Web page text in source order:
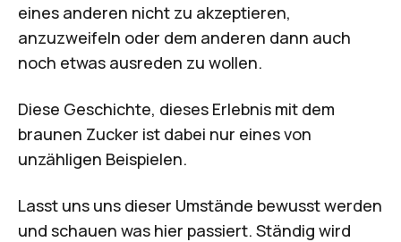
eines anderen nicht zu akzeptieren,
anzuzweifeln oder dem anderen dann auch
noch etwas ausreden zu wollen.
Diese Geschichte, dieses Erlebnis mit dem
braunen Zucker ist dabei nur eines von
unzähligen Beispielen.
Lasst uns uns dieser Umstände bewusst werden
und schauen was hier passiert. Ständig wird